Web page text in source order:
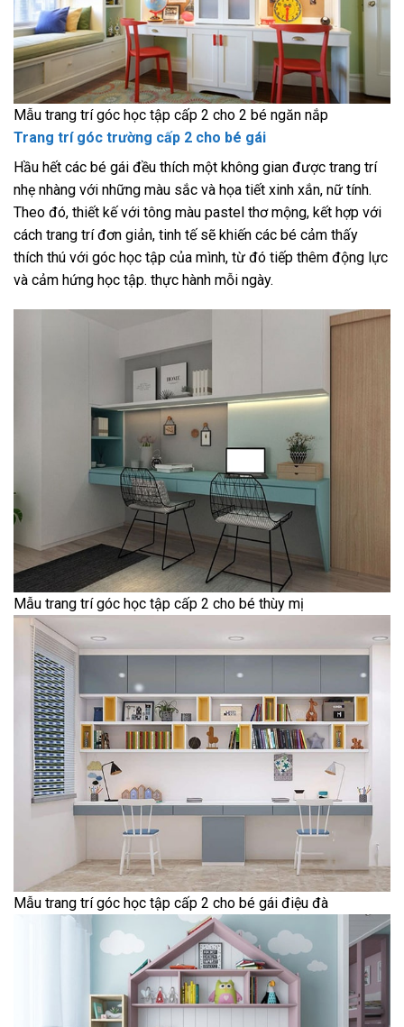
Mẫu trang trí góc học tập cấp 2 cho 2 bé ngăn nắp
Trang trí góc trường cấp 2 cho bé gái
Hầu hết các bé gái đều thích một không gian được trang trí
nhẹ nhàng với những màu sắc và họa tiết xinh xắn, nữ tính.
Theo đó, thiết kế với tông màu pastel thơ mộng, kết hợp với
cách trang trí đơn giản, tinh tế sẽ khiến các bé cảm thấy
thích thú với góc học tập của mình, từ đó tiếp thêm động lực
và cảm hứng học tập. thực hành mỗi ngày.
Mẫu trang trí góc học tập cấp 2 cho bé thùy mị
Mẫu trang trí góc học tập cấp 2 cho bé gái điệu đà